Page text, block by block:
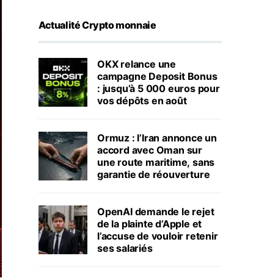
Actualité Crypto monnaie
OKX relance une
campagne Deposit Bonus
: jusqu’à 5 000 euros pour
vos dépôts en août
Ormuz : l’Iran annonce un
accord avec Oman sur
une route maritime, sans
garantie de réouverture
OpenAI demande le rejet
de la plainte d’Apple et
l’accuse de vouloir retenir
ses salariés